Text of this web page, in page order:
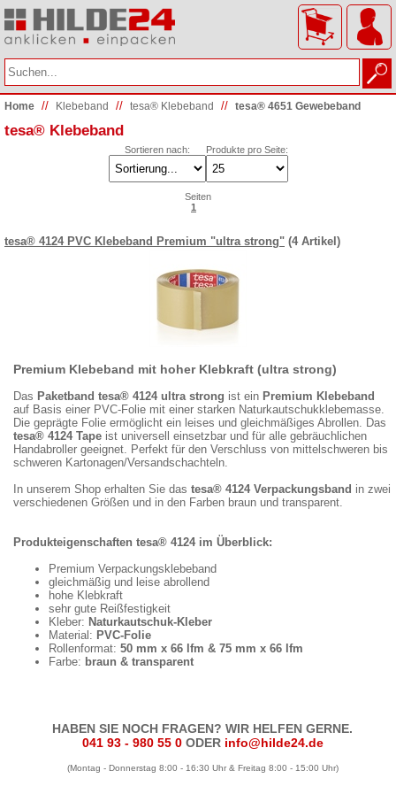
Home // Klebeband // tesa® Klebeband // tesa® 4651 Gewebeband
tesa® Klebeband
Sortieren nach: Produkte pro Seite:
Seiten
1
tesa® 4124 PVC Klebeband Premium "ultra strong" (4 Artikel)
Premium Klebeband mit hoher Klebkraft (ultra strong)
Das Paketband tesa® 4124 ultra strong ist ein Premium Klebeband
auf Basis einer PVC-Folie mit einer starken Naturkautschukklebemasse.
Die geprägte Folie ermöglicht ein leises und gleichmäßiges Abrollen. Das
tesa® 4124 Tape ist universell einsetzbar und für alle gebräuchlichen
Handabroller geeignet. Perfekt für den Verschluss von mittelschweren bis
schweren Kartonagen/Versandschachteln.
In unserem Shop erhalten Sie das tesa® 4124 Verpackungsband in zwei
verschiedenen Größen und in den Farben braun und transparent.
Produkteigenschaften tesa® 4124 im Überblick:
Premium Verpackungsklebeband
gleichmäßig und leise abrollend
hohe Klebkraft
sehr gute Reißfestigkeit
Kleber: Naturkautschuk-Kleber
Material: PVC-Folie
Rollenformat: 50 mm x 66 lfm & 75 mm x 66 lfm
Farbe: braun & transparent
HABEN SIE NOCH FRAGEN? WIR HELFEN GERNE.
041 93 - 980 55 0 ODER info@hilde24.de
(Montag - Donnerstag 8:00 - 16:30 Uhr & Freitag 8:00 - 15:00 Uhr)